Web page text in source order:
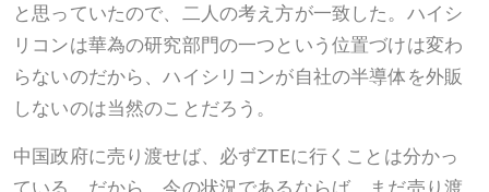
と思っていたので、二人の考え方が一致した。ハイシ
リコンは華為の研究部門の一つという位置づけは変わ
らないのだから、ハイシリコンが自社の半導体を外販
しないのは当然のことだろう。
中国政府に売り渡せば、必ずZTEに行くことは分かっ
ている。だから、今の状況であるならば、まだ売り渡